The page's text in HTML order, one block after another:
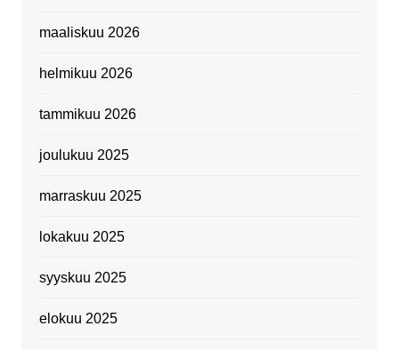
maaliskuu 2026
helmikuu 2026
tammikuu 2026
joulukuu 2025
marraskuu 2025
lokakuu 2025
syyskuu 2025
elokuu 2025